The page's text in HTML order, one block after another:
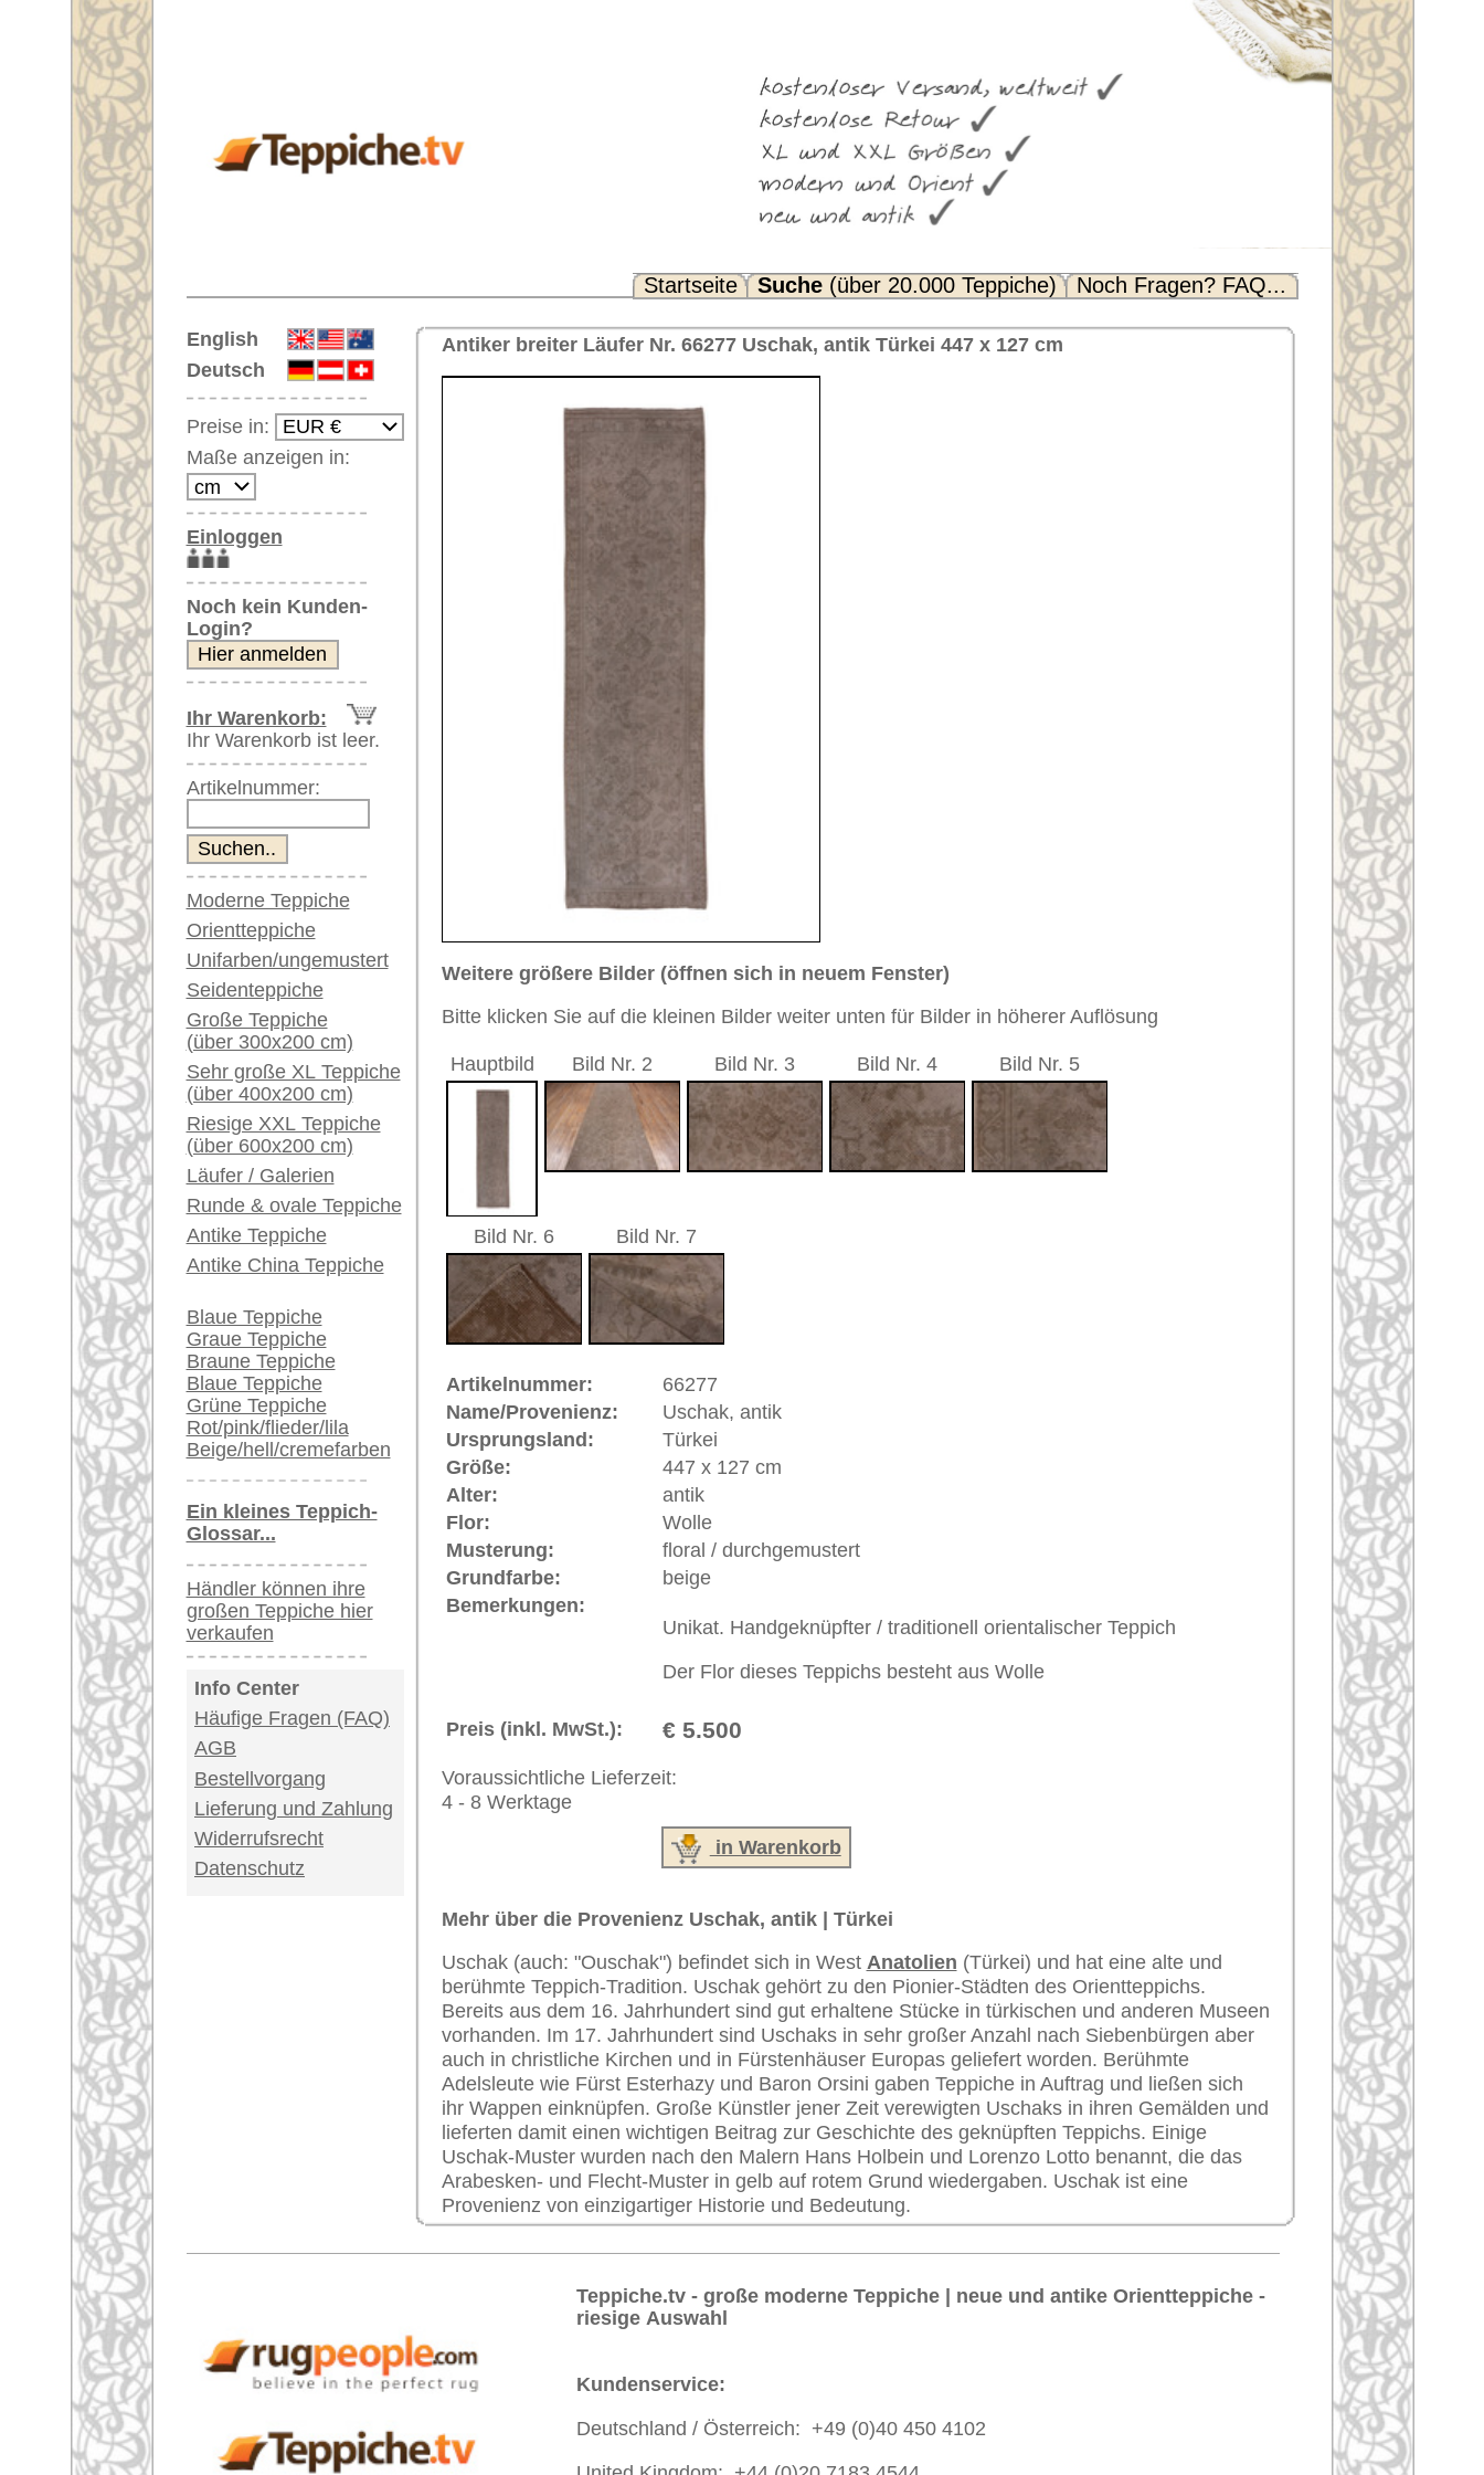
Noch Fragen? FAQ...
English
Deutsch
Preise in:
Maße anzeigen in:
Einloggen
Noch kein Kunden-
Login?
Ihr Warenkorb:
Ihr Warenkorb ist leer.
Artikelnummer:
Moderne Teppiche
Orientteppiche
Unifarben/ungemustert
Seidenteppiche
Große Teppiche
(über 300x200 cm)
Sehr große XL Teppiche
(über 400x200 cm)
Riesige XXL Teppiche
(über 600x200 cm)
Läufer / Galerien
Runde & ovale Teppiche
Antike Teppiche
Antike China Teppiche
Blaue Teppiche
Graue Teppiche
Braune Teppiche
Blaue Teppiche
Grüne Teppiche
Rot/pink/flieder/lila
Beige/hell/cremefarben
Ein kleines Teppich-
Glossar...
Händler können ihre
großen Teppiche hier
verkaufen
Info Center
Häufige Fragen (FAQ)
AGB
Bestellvorgang
Lieferung und Zahlung
Widerrufsrecht
Datenschutz
Weitere größere Bilder (öffnen sich in neuem Fenster)
Bitte klicken Sie auf die kleinen Bilder weiter unten für Bilder in höherer Auflösung
Hauptbild Bild Nr. 4 Bild Nr. 5
Bild Nr. 6
Artikelnummer:
Name/Provenienz:
Uschak, antik
Ursprungsland:
447 x 127 cm
Alter:
Flor: Wolle
Musterung:
Grundfarbe:
Bemerkungen:
Unikat. Handgeknüpfter / traditionell orientalischer Teppich
Der Flor dieses Teppichs besteht aus Wolle
Preis (inkl. MwSt.):
Voraussichtliche Lieferzeit:
4 - 8 Werktage
in Warenkorb
Mehr über die Provenienz Uschak, antik | Türkei
Uschak (auch: "Ouschak") befindet sich in West
Anatolien(Türkei) und hat eine alte und
berühmte Teppich-Tradition. Uschak gehört zu den Pionier-Städten des Orientteppichs.
Bereits aus dem 16. Jahrhundert sind gut erhaltene Stücke in türkischen und anderen Museen
vorhanden. Im 17. Jahrhundert sind Uschaks in sehr großer Anzahl nach Siebenbürgen aber
auch in christliche Kirchen und in Fürstenhäuser Europas geliefert worden. Berühmte
Adelsleute wie Fürst Esterhazy und Baron Orsini gaben Teppiche in Auftrag und ließen sich
ihr Wappen einknüpfen. Große Künstler jener Zeit verewigten Uschaks in ihren Gemälden und
lieferten damit einen wichtigen Beitrag zur Geschichte des geknüpften Teppichs. Einige
Uschak-Muster wurden nach den Malern Hans Holbein und Lorenzo Lotto benannt, die das
Arabesken- und Flecht-Muster in gelb auf rotem Grund wiedergaben. Uschak ist eine
Provenienz von einzigartiger Historie und Bedeutung.
Teppiche.tv - große moderne Teppiche | neue und antike Orientteppiche -
riesige Auswahl
Deutschland / Österreich: +49 (0)40 450 4102
Impressum